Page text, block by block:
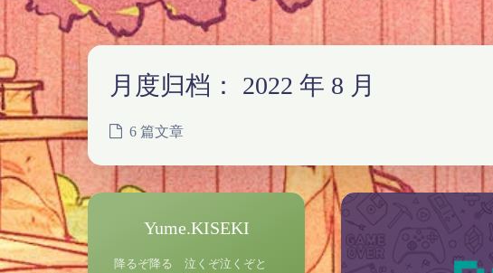
月度归档： 2022 年 8 月
6 篇文章
Yume.KISEKI
降るぞ降る 泣くぞ泣くぞと